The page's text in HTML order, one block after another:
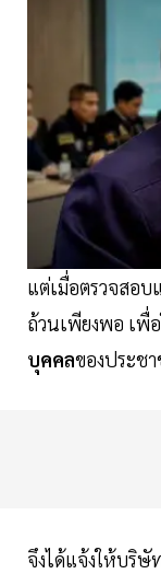
แต่เมื่อตรวจสอบ
ถ้วนเพียงพอ เพื่
บุคคลของประช
จึงได้แจ้งให้บริษั